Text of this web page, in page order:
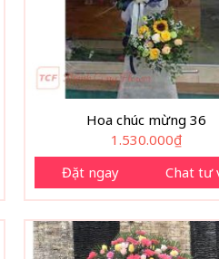
Hoa chúc mừng 36
1.530.000₫
Đặt ngay
Chat tư